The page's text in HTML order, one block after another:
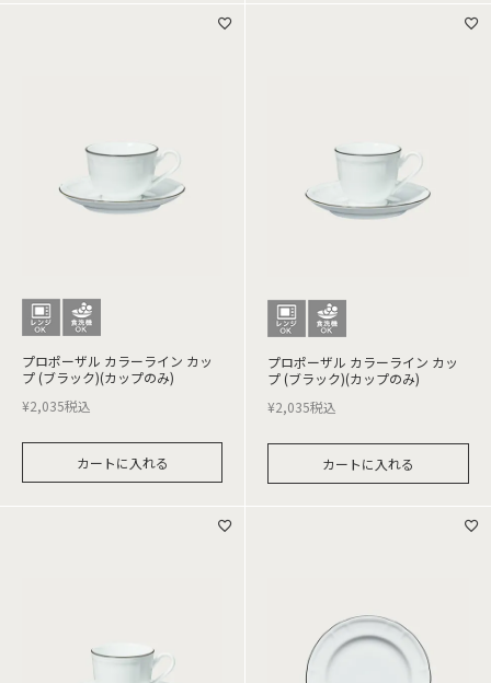
プロポーザル カラーライン カッ
プ (ブラック)(カップのみ)
¥2,035税込
カートに入れる
プロポーザル カラーライン カッ
プ (ブラック)(カップのみ)
¥2,035税込
カートに入れる